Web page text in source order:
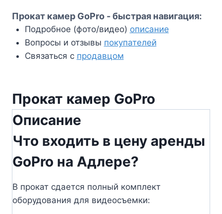
Прокат камер GoPro - быстрая навигация:
Подробное (фото/видео) описание
Вопросы и отзывы покупателей
Связаться с продавцом
Прокат камер GoPro
Описание
Что входить в цену аренды
GoPro на Адлере?
В прокат сдается полный комплект
оборудования для видеосъемки: